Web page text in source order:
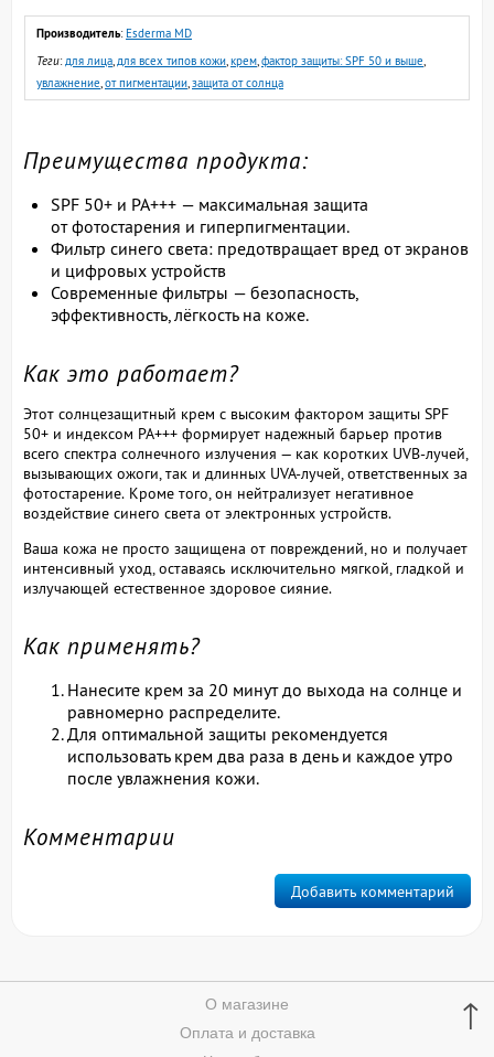
Производитель: Esderma MD
Теги:для лица,для всех типов кожи,крем,фактор защиты: SPF 50 и выше,
увлажнение,от пигментации,защита от солнца
Преимущества продукта:
SPF 50+ и PA+++ — максимальная защита
от фотостарения и гиперпигментации.
Фильтр синего света: предотвращает вред от экранов
и цифровых устройств
Современные фильтры — безопасность,
эффективность, лёгкость на коже.
Как это работает?
Этот солнцезащитный крем с высоким фактором защиты SPF
50+ и индексом PA+++ формирует надежный барьер против
всего спектра солнечного излучения — как коротких UVB-лучей,
вызывающих ожоги, так и длинных UVA-лучей, ответственных за
фотостарение. Кроме того, он нейтрализует негативное
воздействие синего света от электронных устройств.
Ваша кожа не просто защищена от повреждений, но и получает
интенсивный уход, оставаясь исключительно мягкой, гладкой и
излучающей естественное здоровое сияние.
Как применять?
Нанесите крем за 20 минут до выхода на солнце и
равномерно распределите.
Для оптимальной защиты рекомендуется
использовать крем два раза в день и каждое утро
после увлажнения кожи.
Комментарии
Добавить комментарий
↑
О магазине
Оплата и доставка